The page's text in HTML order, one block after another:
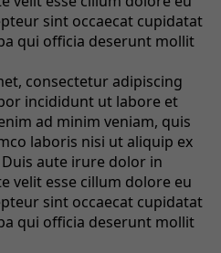
sint occaecat cupidatat
qui officia deserunt mollit
consectetur adipiscing
incididunt ut labore et
ad minim veniam, quis
laboris nisi ut aliquip ex
aute irure dolor in
velit esse cillum dolore eu
sint occaecat cupidatat
qui officia deserunt mollit